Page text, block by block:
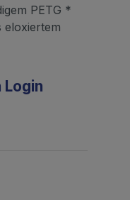
PETG *
eloxiertem
Login